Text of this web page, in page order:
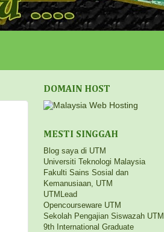
DOMAIN HOST
MESTI SINGGAH
Blog saya di UTM
Universiti Teknologi Malaysia
Fakulti Sains Sosial dan
Kemanusiaan, UTM
UTMLead
Opencourseware UTM
Sekolah Pengajian Siswazah UTM
9th International Graduate